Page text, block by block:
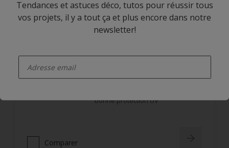
Non filmogène, ne s'écaille pas
bonne protection UV
Comparer
Tendances et astuces déco, tutos pour réussir tous
vos projets, il y a tout ça et plus encore dans notre
newsletter!